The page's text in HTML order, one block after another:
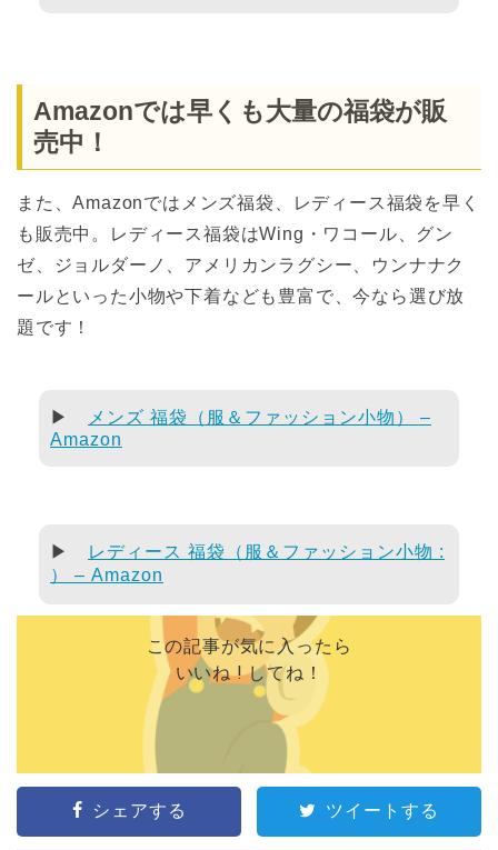
Amazonでは早くも大量の福袋が販
売中！
また、Amazonではメンズ福袋、レディース福袋を早く
も販売中。レディース福袋はWing・ワコール、グン
ゼ、ジョルダーノ、アメリカンラグシー、ウンナナク
ールといった小物や下着なども豊富で、今なら選び放
題です！
▶
メンズ 福袋（服＆ファッション小物） –
Amazon
▶
レディース 福袋（服＆ファッション小物 :
） – Amazon
この記事が気に入ったら
いいね ! してね！
シェアする ツイートする